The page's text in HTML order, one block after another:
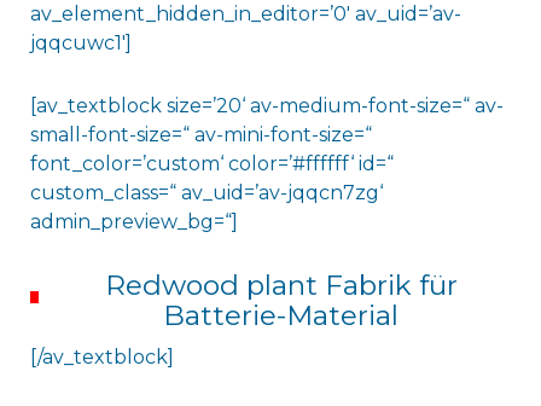
av_element_hidden_in_editor=’0′ av_uid=’av-
jqqcuwc1′]
[av_textblock size=’20‘ av-medium-font-size=“ av-
small-font-size=“ av-mini-font-size=“
font_color=’custom‘ color=’#ffffff‘ id=“
custom_class=“ av_uid=’av-jqqcn7zg‘
admin_preview_bg=“]
Redwood plant Fabrik für
Batterie-Material
[/av_textblock]